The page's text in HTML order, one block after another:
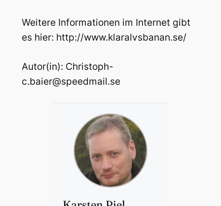
Weitere Informationen im Internet gibt
es hier: http://www.klaralvsbanan.se/
Autor(in): Christoph-
c.baier@speedmail.se